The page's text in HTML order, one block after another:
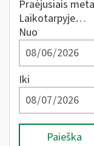
Praėjusiais
Laikotarpyje…
Nuo
Iki
Paieška